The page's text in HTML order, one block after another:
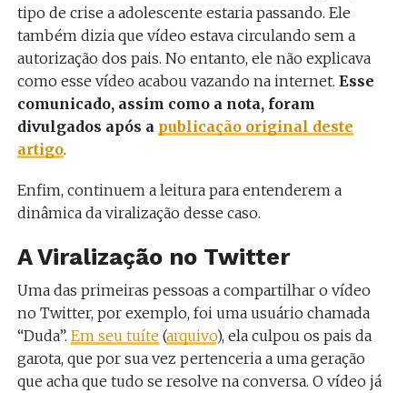
tipo de crise a adolescente estaria passando. Ele
também dizia que vídeo estava circulando sem a
autorização dos pais. No entanto, ele não explicava
como esse vídeo acabou vazando na internet. Esse
comunicado, assim como a nota, foram
divulgados após a publicação original deste
artigo.
Enfim, continuem a leitura para entenderem a
dinâmica da viralização desse caso.
A Viralização no Twitter
Uma das primeiras pessoas a compartilhar o vídeo
no Twitter, por exemplo, foi uma usuário chamada
“Duda”. Em seu tuíte(arquivo), ela culpou os pais da
garota, que por sua vez pertenceria a uma geração
que acha que tudo se resolve na conversa. O vídeo já